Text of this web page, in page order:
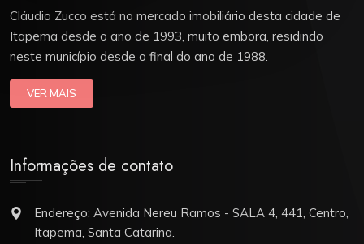
Cláudio Zucco está no mercado imobiliário desta cidade de
Itapema desde o ano de 1993, muito embora, residindo
neste município desde o final do ano de 1988.
VER MAIS
Informações de contato
Endereço: Avenida Nereu Ramos - SALA 4, 441, Centro,
Itapema, Santa Catarina.